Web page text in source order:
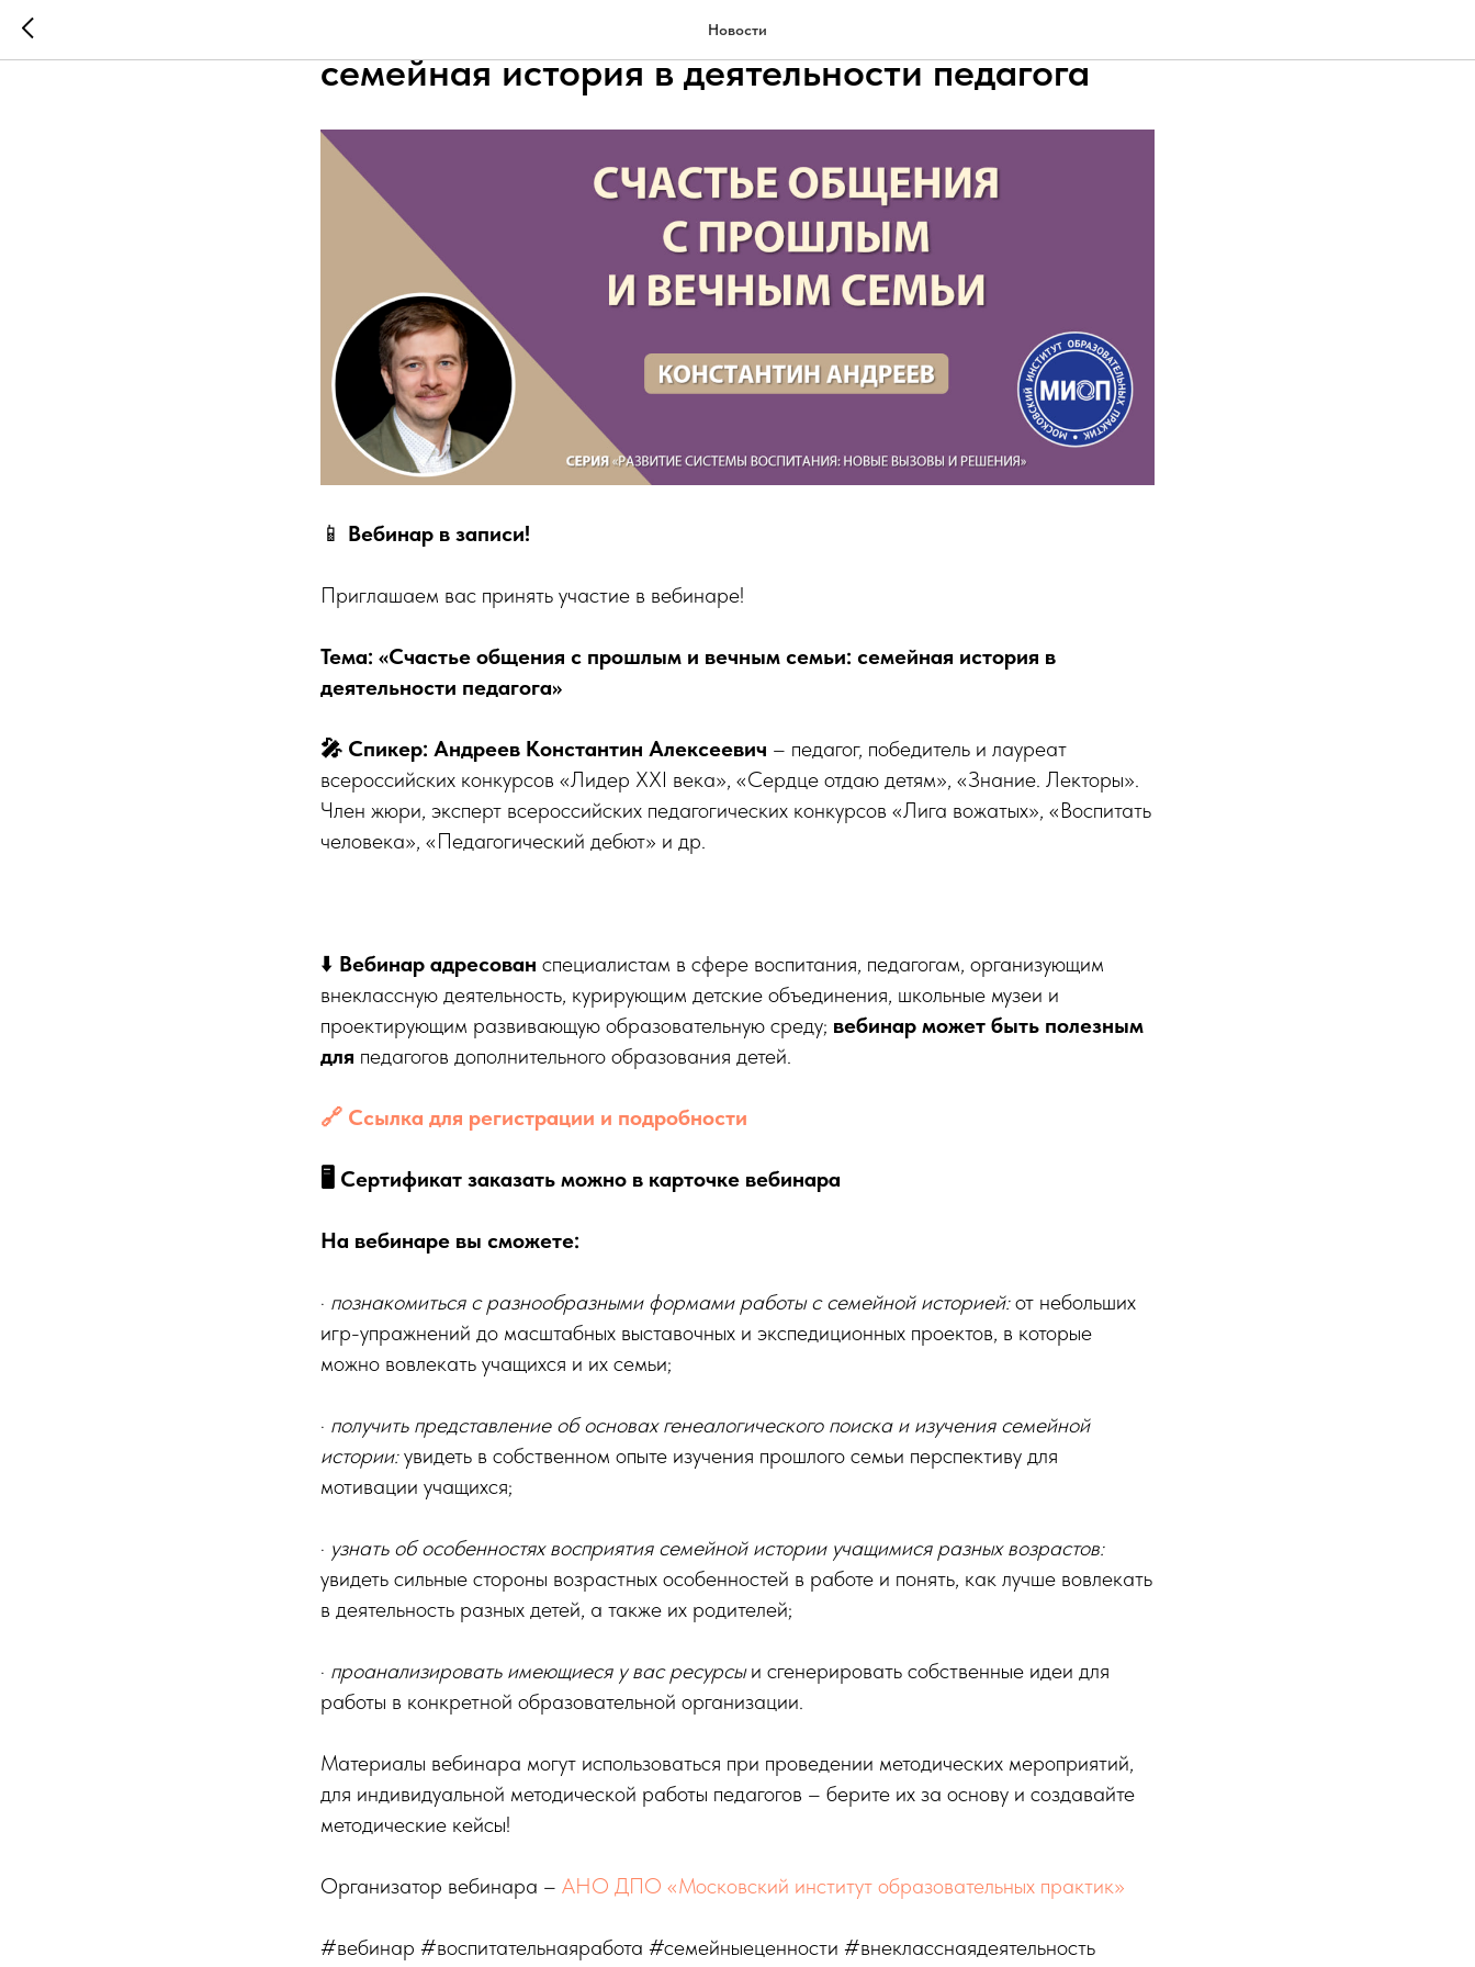
Новости
Счастье общения с прошлым и вечным семьи:
семейная история в деятельности педагога
📱 Вебинар в записи!
Приглашаем вас принять участие в вебинаре!
Тема: «Счастье общения с прошлым и вечным семьи: семейная история в
деятельности педагога»
🎤 Спикер: Андреев Константин Алексеевич – педагог, победитель и лауреат
всероссийских конкурсов «Лидер XXI века», «Сердце отдаю детям», «Знание. Лекторы».
Член жюри, эксперт всероссийских педагогических конкурсов «Лига вожатых», «Воспитать
человека», «Педагогический дебют» и др.
⬇️ Вебинар адресован специалистам в сфере воспитания, педагогам, организующим
внеклассную деятельность, курирующим детские объединения, школьные музеи и
проектирующим развивающую образовательную среду; вебинар может быть полезным
для педагогов дополнительного образования детей.
🔗 Ссылка для регистрации и подробности
🖥 Сертификат заказать можно в карточке вебинара
На вебинаре вы сможете:
· познакомиться с разнообразными формами работы с семейной историей:от небольших
игр-упражнений до масштабных выставочных и экспедиционных проектов, в которые
можно вовлекать учащихся и их семьи;
· получить представление об основах генеалогического поиска и изучения семейной
истории:увидеть в собственном опыте изучения прошлого семьи перспективу для
мотивации учащихся;
· узнать об особенностях восприятия семейной истории учащимися разных возрастов:
увидеть сильные стороны возрастных особенностей в работе и понять, как лучше вовлекать
в деятельность разных детей, а также их родителей;
· проанализировать имеющиеся у вас ресурсыи сгенерировать собственные идеи для
работы в конкретной образовательной организации.
Материалы вебинара могут использоваться при проведении методических мероприятий,
для индивидуальной методической работы педагогов – берите их за основу и создавайте
методические кейсы!
Организатор вебинара – АНО ДПО «Московский институт образовательных практик»
#вебинар #воспитательнаяработа #семейныеценности #внекласснаядеятельность